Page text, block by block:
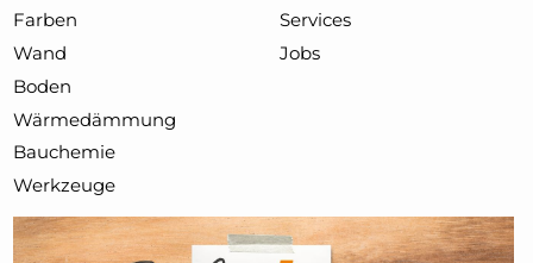
Farben
Wand
Boden
Wärmedämmung
Bauchemie
Werkzeuge
Services
Jobs